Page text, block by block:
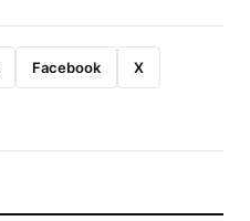
Facebook X